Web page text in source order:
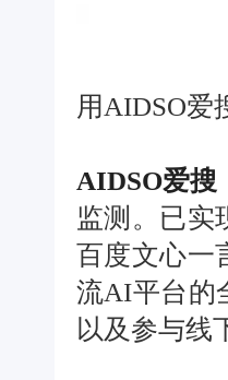
用AIDSO爱
AIDSO爱搜
监测。已实
百度文心一
流AI平台的
以及参与线